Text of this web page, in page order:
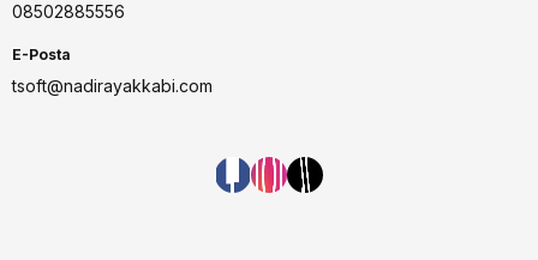
08502885556
E-Posta
tsoft@nadirayakkabi.com